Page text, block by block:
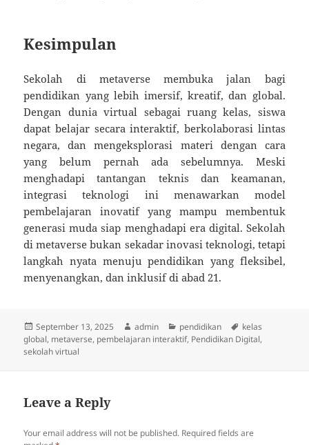
Kesimpulan
Sekolah di metaverse membuka jalan bagi
pendidikan yang lebih imersif, kreatif, dan global.
Dengan dunia virtual sebagai ruang kelas, siswa
dapat belajar secara interaktif, berkolaborasi lintas
negara, dan mengeksplorasi materi dengan cara
yang belum pernah ada sebelumnya. Meski
menghadapi tantangan teknis dan keamanan,
integrasi teknologi ini menawarkan model
pembelajaran inovatif yang mampu membentuk
generasi muda siap menghadapi era digital. Sekolah
di metaverse bukan sekadar inovasi teknologi, tetapi
langkah nyata menuju pendidikan yang fleksibel,
menyenangkan, dan inklusif di abad 21.
Posted
on
September 13, 2025 Author
admin Categories
pendidikan Tags
kelas
global, metaverse, pembelajaran interaktif, Pendidikan Digital,
sekolah virtual
Leave a Reply
Your email address will not be published. Required fields are